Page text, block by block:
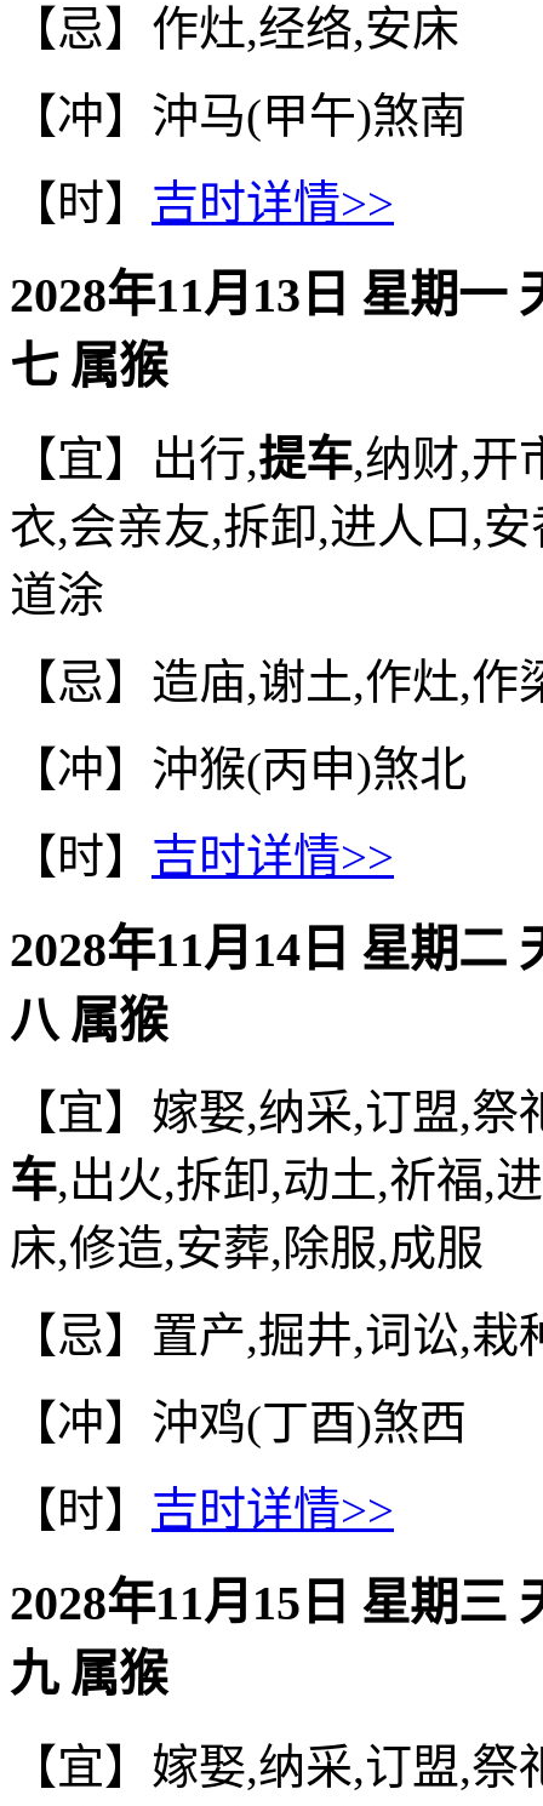
【忌】作灶,经络,安床
【冲】沖马(甲午)煞南
【时】 吉时详情>>
2028年11月13日 星期一
七 属猴
【宜】出行,提车,纳财,开
衣,会亲友,拆卸,进人口,
道涂
【忌】造庙,谢土,作灶,
【冲】沖猴(丙申)煞北
【时】 吉时详情>>
2028年11月14日 星期二
八 属猴
【宜】嫁娶,纳采,订盟,
车,出火,拆卸,动土,祈福,
床,修造,安葬,除服,成服
【忌】置产,掘井,词讼,栽
【冲】沖鸡(丁酉)煞西
【时】 吉时详情>>
2028年11月15日 星期三
九 属猴
【宜】嫁娶,纳采,订盟,祭